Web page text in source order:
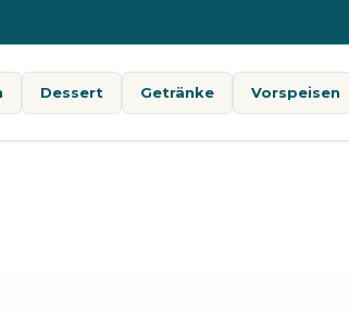
Dessert Getränke Vorspeisen